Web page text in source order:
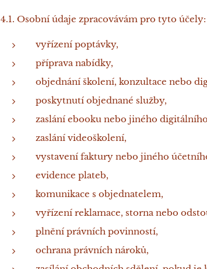
4.1. Osobní údaje zpracovávám pro tyto účely:
vyřízení poptávky,
příprava nabídky,
objednání školení, konzultace nebo
poskytnutí objednané služby,
zaslání ebooku nebo jiného
zaslání videoškolení,
vystavení faktury nebo jiného
evidence plateb,
komunikace s objednatelem,
vyřízení reklamace, storna nebo
plnění právních povinností,
ochrana právních nároků,